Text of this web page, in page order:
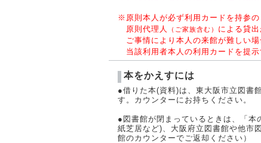
※原則本人が必ず利用カードを持参の
原則代理人
（ご家族含む） による貸出
ご事情により本人の来館が難しい
当該利用者本人の利用カードを提示
本をかえすには
●借りた本(資料)は、東大阪市立図書
す。カウンターにお持ちください。
●図書館が閉まっているときは、「
紙芝居など)、大阪府立図書館や他市
館のカウンターでご返却ください）